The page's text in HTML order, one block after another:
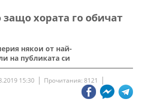
защо хората го обичат
някои от най-
на публиката си
15:30 Прочитания: 8121